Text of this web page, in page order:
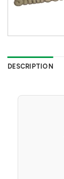
DESCRIPTION